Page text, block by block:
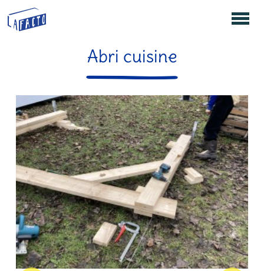
Abri cuisine